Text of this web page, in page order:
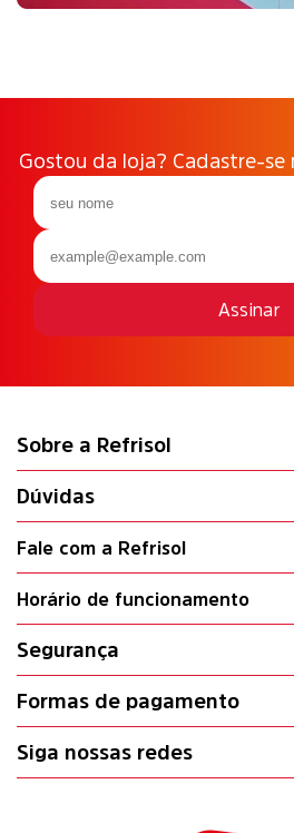
Gostou da loja? Cadastre-se
Assinar
Sobre a Refrisol
Dúvidas
Fale com a Refrisol
Horário de funcionamento
Segurança
Formas de pagamento
Siga nossas redes